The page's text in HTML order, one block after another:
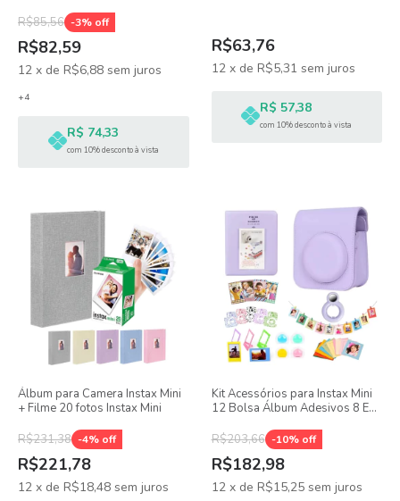
R$85,56 -3% off
R$82,59
12 x de R$6,88 sem juros
+4
R$ 74,33
com 10% desconto à vista
R$63,76
12 x de R$5,31 sem juros
R$ 57,38
com 10% desconto à vista
Álbum para Camera Instax Mini
+ Filme 20 fotos Instax Mini
R$231,38 -4% off
R$221,78
12 x de R$18,48 sem juros
Kit Acessórios para Instax Mini
12 Bolsa Álbum Adesivos 8 Em
R$203,66 -10% off
R$182,98
12 x de R$15,25 sem juros